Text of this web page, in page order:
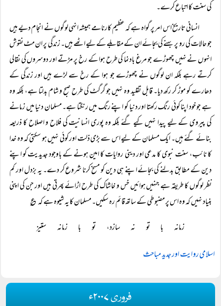
کی سنت کا اتباع کرے۔
انسانی تاریخ اس امر پر گواہ ہے کہ عظیم کارنامے ہمیشہ انہی لوگوں نے انجام دیے ہیں
جو حالات کی رو پر بہنے کی بجائے ان کے مقابلے کے لیے اٹھے ہیں۔ زندگی پر ان مٹ نقوش
انہوں نے نہیں چھوڑے جو مرغ بادنما کی طرح ہوا کے رخ پر مڑتے اور دوسروں کی نقالی
کرتے رہے بلکہ ان لوگوں نے چھوڑے جو ہوا کے رخ سے لڑے ہیں اور زندگی کے
دھارے کو موڑ کر رکھ دیا۔ قابل تقلید وہ نہیں جو گرگٹ کی طرح صبح و شام بدلتا ہے، بلکہ وہ
ہے جو خود اپنا کوئی رنگ رکھتا اور دنیا کو اپنے رنگ میں رنگتا ہے۔ مسلمان دنیا میں زمانے
کی پیروی کے لیے پیدا نہیں کیے گئے بلکہ وہ پوری انسانیت کی فلاح و اصلاح کا ذریعہ
بنائے گئے ہیں۔ ایک مسلمان کے لیے اس سے بڑی ذلت اور کوئی نہیں ہو سکتی کہ وہ خدا
کا نائب، سنت نبوی کا مدعی اور دینی روایات کا امین ہونے کے باوجود جدیدیت کو اپنے
دین کے مطابق بدلنے کی بجائے اپنے ہی دین کو مسخ کرنا شروع کر دے۔ یہ بزدل اور کم
نظر لوگوں کا طریقہ ہے جنہیں ہوائیں خس و خاشاک کی طرح اڑائے پھرتی ہیں اور جن کی اپنی
بنیاد نہیں کہ وہ اس پر مضبوطی کے ساتھ قائم رہ سکیں۔ مسلمان کا یہ شیوہ ہے کہ ؏
زمانہ با تو نہ سازد، تو با زمانہ ستیز
اسلامی روایت اور جدید مباحث
فروری ۲۰۰۷ء